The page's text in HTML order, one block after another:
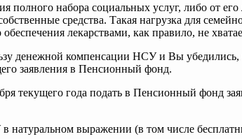
полного набора социальных услуг, либо от
средства. Такая нагрузка для
обеспечения лекарствами, как правило, не
денежной компенсации НСУ и Вы
заявления в Пенсионный фонд.
текущего года подать в Пенсионный фонд
выражении (в том числе